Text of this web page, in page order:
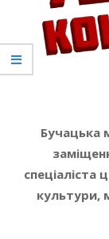
Бучацька
спеціаліста
культури,